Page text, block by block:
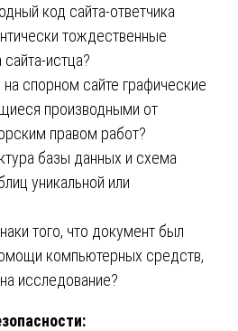
код сайта-ответчика
тождественные
истца?
спорном сайте графические
производными от
правом работ?
базы данных и схема
уникальной или
того, что документ был
компьютерных средств,
исследование?